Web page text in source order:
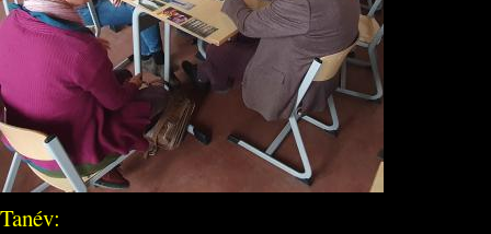
Tanév: